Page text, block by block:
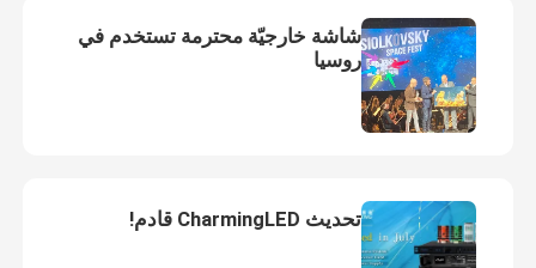
شاشة LED داخلية ثابتة
شاشة LED ذات الملعب الدقيق
وحدات العرض LED الداخلية
شاشة خارجيّة محترمة تستخدم في
روسيا
تحديث CharmingLED قادم!